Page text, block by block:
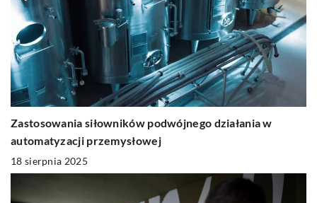
Zastosowania siłowników podwójnego działania w
automatyzacji przemysłowej
18 sierpnia 2025